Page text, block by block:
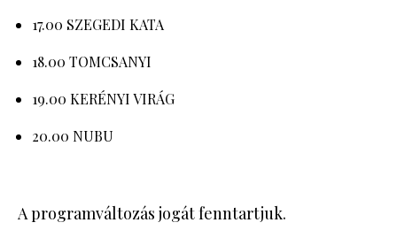
17.00 SZEGEDI KATA
18.00 TOMCSANYI
19.00 KERÉNYI VIRÁG
20.00 NUBU
A programváltozás jogát fenntartjuk.